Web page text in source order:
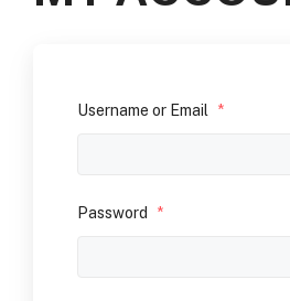
Username or Email *
Password *